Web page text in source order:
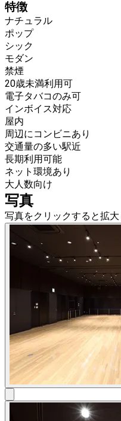
特徴
ナチュラル
ポップ
シック
モダン
禁煙
20歳未満利用可
電子タバコのみ可
インボイス対応
屋内
周辺にコンビニあり
交通量の多い駅近
長期利用可能
ネット環境あり
大人数向け
写真
写真をクリックすると拡大